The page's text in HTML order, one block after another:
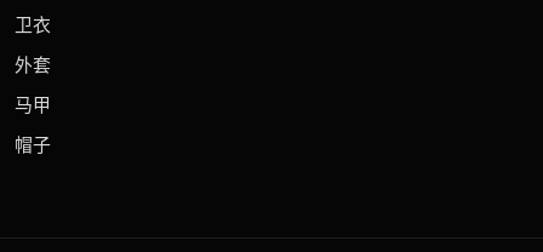
卫衣
外套
马甲
帽子